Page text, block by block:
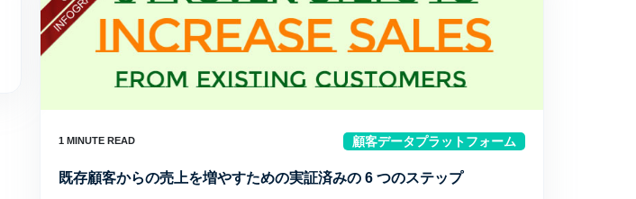
顧客データプラットフォーム
既存顧客からの売上を増やすための実証済みの 6 つのステップ